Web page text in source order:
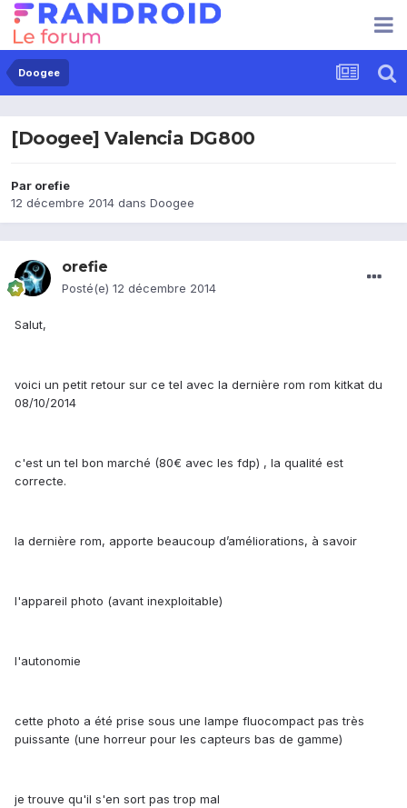
Doogee
[Doogee] Valencia DG800
Par orefie
12 décembre 2014 dans Doogee
orefie
Posté(e) 12 décembre 2014
Salut,
voici un petit retour sur ce tel avec la dernière rom rom kitkat du
08/10/2014
c'est un tel bon marché (80€ avec les fdp) , la qualité est
correcte.
la dernière rom, apporte beaucoup d’améliorations, à savoir
l'appareil photo (avant inexploitable)
l'autonomie
cette photo a été prise sous une lampe fluocompact pas très
puissante (une horreur pour les capteurs bas de gamme)
je trouve qu'il s'en sort pas trop mal